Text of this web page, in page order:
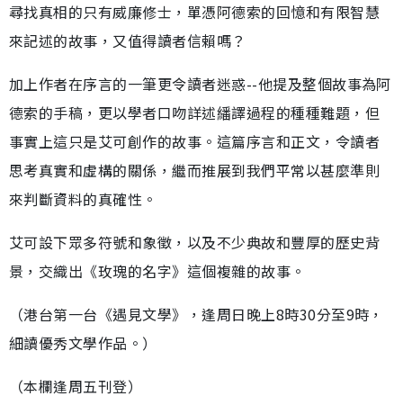
尋找真相的只有威廉修士，單憑阿德索的回憶和有限智慧
來記述的故事，又值得讀者信賴嗎？
加上作者在序言的一筆更令讀者迷惑--他提及整個故事為阿
德索的手稿，更以學者口吻詳述繙譯過程的種種難題，但
事實上這只是艾可創作的故事。這篇序言和正文，令讀者
思考真實和虛構的關係，繼而推展到我們平常以甚麼準則
來判斷資料的真確性。
艾可設下眾多符號和象徵，以及不少典故和豐厚的歷史背
景，交織出《玫瑰的名字》這個複雜的故事。
（港台第一台《遇見文學》，逢周日晚上8時30分至9時，
細讀優秀文學作品。）
（本欄逢周五刊登）